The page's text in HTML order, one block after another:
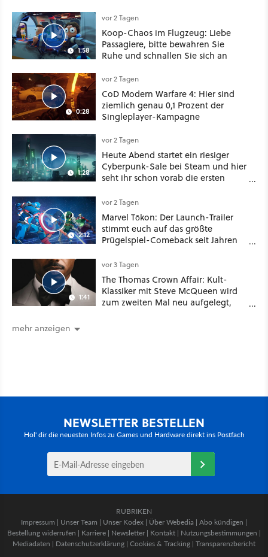
1:58
vor 2 Tagen
Koop-Chaos im Flugzeug: Liebe
Passagiere, bitte bewahren Sie
Ruhe und schnallen Sie sich an
0:28
vor 2 Tagen
CoD Modern Warfare 4: Hier sind
ziemlich genau 0,1 Prozent der
Singleplayer-Kampagne
1:28
vor 2 Tagen
Heute Abend startet ein riesiger
Cyberpunk-Sale bei Steam und hier
seht ihr schon vorab die ersten
2:12
vor 2 Tagen
Marvel Tōkon: Der Launch-Trailer
stimmt euch auf das größte
Prügelspiel-Comeback seit Jahren
1:41
vor 3 Tagen
The Thomas Crown Affair: Kult-
Klassiker mit Steve McQueen wird
zum zweiten Mal neu aufgelegt,
mehr anzeigen
NEWSLETTER BESTELLEN
Hol' dir die neuesten Infos zu Games und Hardware direkt ins Postfach
RUBRIKEN
Impressum | Unser Team | Unser Kodex | Über Webedia | Abo kündigen |
Bestellung widerrufen | Karriere | Newsletter | Kontakt | Nutzungsbestimmungen |
Mediadaten | Datenschutzerklärung | Cookies & Tracking | Transparenzbericht